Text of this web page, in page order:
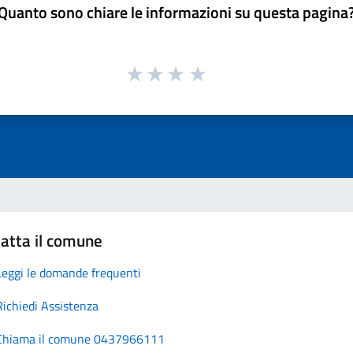
sono chiare le informazioni su questa
il comune
le domande frequenti
Assistenza
il comune 0437966111